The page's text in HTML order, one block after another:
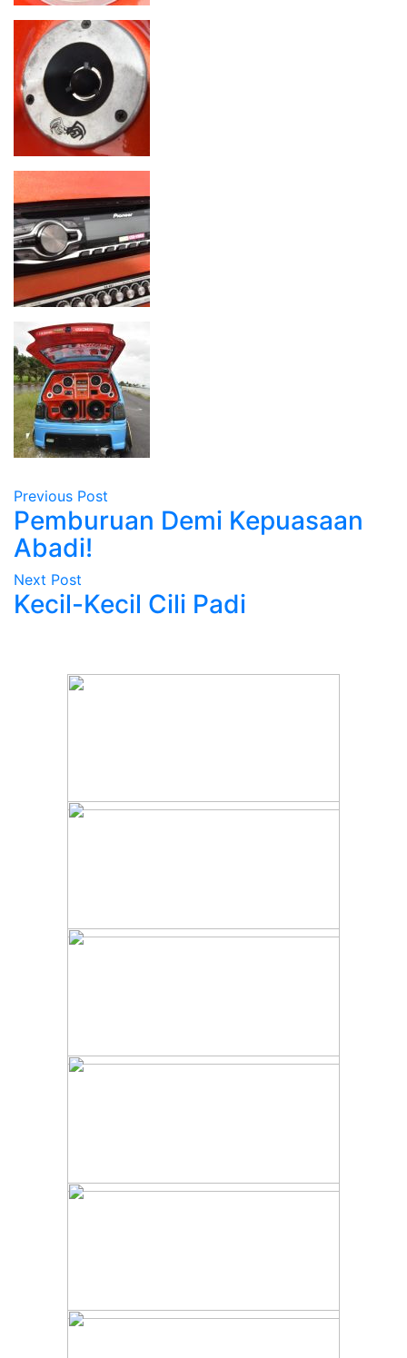
Previous Post
Pemburuan Demi Kepuasaan
Abadi!
Next Post
Kecil-Kecil Cili Padi